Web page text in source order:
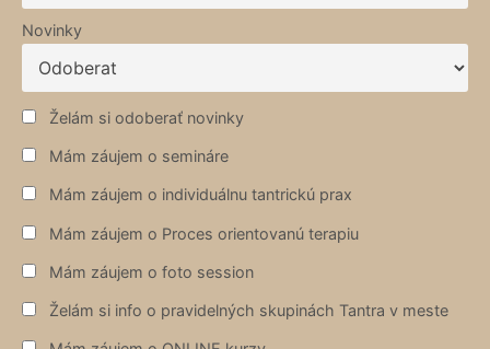
Novinky
Želám si odoberať novinky
Mám záujem o semináre
Mám záujem o individuálnu tantrickú prax
Mám záujem o Proces orientovanú terapiu
Mám záujem o foto session
Želám si info o pravidelných skupinách Tantra v meste